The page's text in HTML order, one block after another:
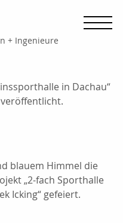
+ Ingenieure
in Dachau“
blauem Himmel die
„2-fach Sporthalle
Icking“ gefeiert.